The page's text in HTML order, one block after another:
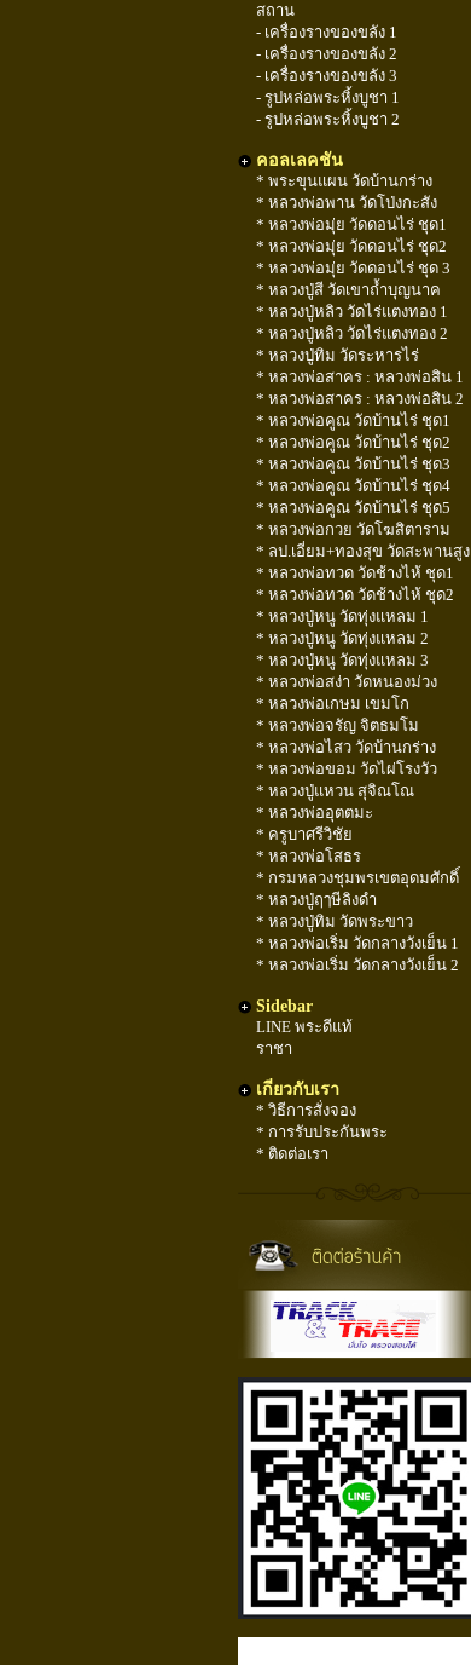
สถาน
- เครื่องรางของขลัง 1
- เครื่องรางของขลัง 2
- เครื่องรางของขลัง 3
- รูปหล่อพระหิ้งบูชา 1
- รูปหล่อพระหิ้งบูชา 2
คอลเลคชัน
* พระขุนแผน วัดบ้านกร่าง
* หลวงพ่อพาน วัดโป่งกะสัง
* หลวงพ่อมุ่ย วัดดอนไร่ ชุด1
* หลวงพ่อมุ่ย วัดดอนไร่ ชุด2
* หลวงพ่อมุ่ย วัดดอนไร่ ชุด 3
* หลวงปู่สี วัดเขาถ้ำบุญนาค
* หลวงปู่หลิว วัดไร่แตงทอง 1
* หลวงปู่หลิว วัดไร่แตงทอง 2
* หลวงปู่ทิม วัดระหารไร่
* หลวงพ่อสาคร : หลวงพ่อสิน 1
* หลวงพ่อสาคร : หลวงพ่อสิน 2
* หลวงพ่อคูณ วัดบ้านไร่ ชุด1
* หลวงพ่อคูณ วัดบ้านไร่ ชุด2
* หลวงพ่อคูณ วัดบ้านไร่ ชุด3
* หลวงพ่อคูณ วัดบ้านไร่ ชุด4
* หลวงพ่อคูณ วัดบ้านไร่ ชุด5
* หลวงพ่อกวย วัดโฆสิตาราม
* ลป.เอี่ยม+ทองสุข วัดสะพานสูง
* หลวงพ่อทวด วัดช้างไห้ ชุด1
* หลวงพ่อทวด วัดช้างไห้ ชุด2
* หลวงปู่หนู วัดทุ่งแหลม 1
* หลวงปู่หนู วัดทุ่งแหลม 2
* หลวงปู่หนู วัดทุ่งแหลม 3
* หลวงพ่อสง่า วัดหนองม่วง
* หลวงพ่อเกษม เขมโก
* หลวงพ่อจรัญ จิตธมโม
* หลวงพ่อไสว วัดบ้านกร่าง
* หลวงพ่อขอม วัดไผ่โรงวัว
* หลวงปู่แหวน สุจิณโณ
* หลวงพ่ออุตตมะ
* ครูบาศรีวิชัย
* หลวงพ่อโสธร
* กรมหลวงชุมพรเขตอุดมศักดิ์
* หลวงปู่ฤๅษีลิงดำ
* หลวงปู่ทิม วัดพระขาว
* หลวงพ่อเริ่ม วัดกลางวังเย็น 1
* หลวงพ่อเริ่ม วัดกลางวังเย็น 2
Sidebar
LINE พระดีแท้
ราชา
เกี่ยวกับเรา
* วิธีการสั่งจอง
* การรับประกันพระ
* ติดต่อเรา